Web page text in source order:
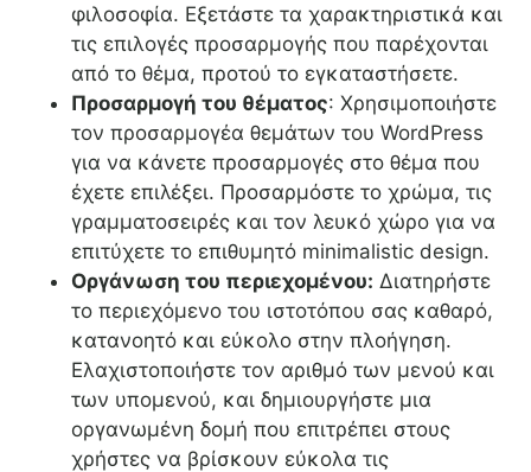
φιλοσοφία. Εξετάστε τα χαρακτηριστικά και
τις επιλογές προσαρμογής που παρέχονται
από το θέμα, προτού το εγκαταστήσετε.
Προσαρμογή του θέματος: Χρησιμοποιήστε
τον προσαρμογέα θεμάτων του WordPress
για να κάνετε προσαρμογές στο θέμα που
έχετε επιλέξει. Προσαρμόστε το χρώμα, τις
γραμματοσειρές και τον λευκό χώρο για να
επιτύχετε το επιθυμητό minimalistic design.
Οργάνωση του περιεχομένου: Διατηρήστε
το περιεχόμενο του ιστοτόπου σας καθαρό,
κατανοητό και εύκολο στην πλοήγηση.
Ελαχιστοποιήστε τον αριθμό των μενού και
των υπομενού, και δημιουργήστε μια
οργανωμένη δομή που επιτρέπει στους
χρήστες να βρίσκουν εύκολα τις